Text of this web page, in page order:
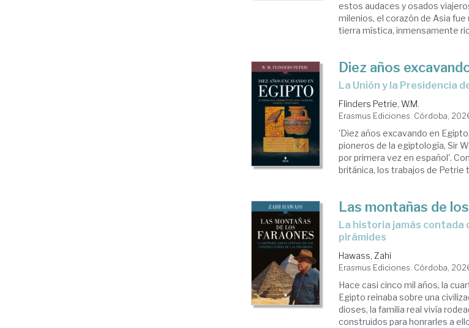
estos audaces y osados
milenios, el corazón de Asia
tierra mística, inmensamente
Diez años
la Unión y la Presidencia
Flinders Petrie, W.M.
Erasmus Ediciones. Córdoba,
'Diez años excavando en
pioneros de la egiptología, Sir
por primera vez en español'.
británica, los trabajos de Petrie
Las montañas de
La historia jamás contada de los constructores de las
pirámides
Hawass, Zahi
Erasmus Ediciones. Córdoba,
Hace casi cinco mil años, la
Egipto reinaba sobre una
dioses, la familia real vivía
construidos para honrarles a